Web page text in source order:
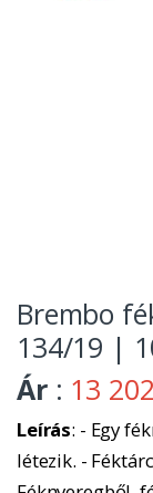
Brembo
134/19 |
Ár : 13
Leírás: - Egy
létezik. -